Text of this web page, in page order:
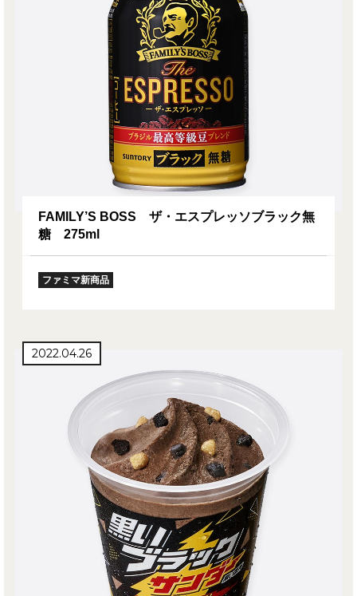
FAMILY’S BOSS ザ・エスプレッソブラック無
糖 275ml
ファミマ新商品
2022.04.26